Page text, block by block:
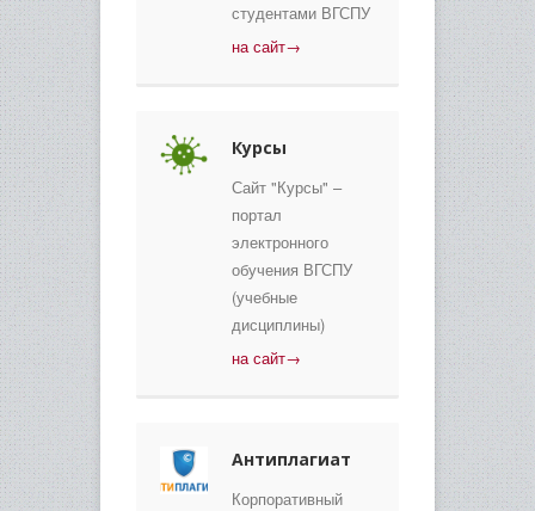
студентами ВГСПУ
на сайт→
Курсы
Сайт "Курсы" –
портал
электронного
обучения ВГСПУ
(учебные
дисциплины)
на сайт→
Антиплагиат
Корпоративный